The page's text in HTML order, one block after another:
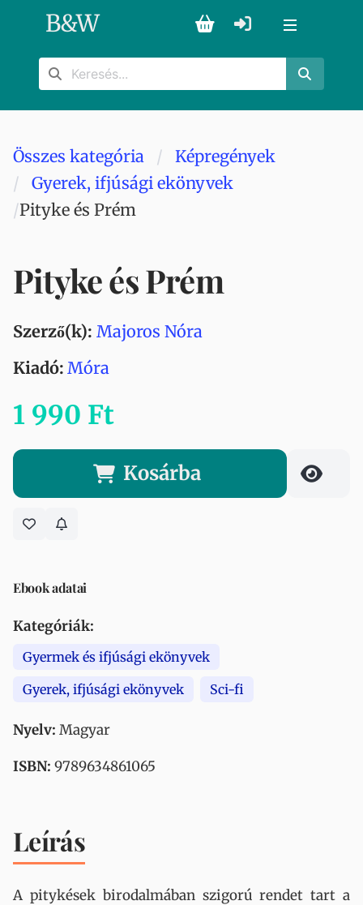
B&W
Összes kategória
Képregények
Gyerek, ifjúsági ekönyvek
Pityke és Prém
Pityke és Prém
Szerző(k): Majoros Nóra
Kiadó: Móra
1 990 Ft
Kosárba
Ebook adatai
Kategóriák:
Gyermek és ifjúsági ekönyvek
Gyerek, ifjúsági ekönyvek
Sci-fi
Nyelv: Magyar
ISBN: 9789634861065
Leírás
A pitykések birodalmában szigorú rendet tart a